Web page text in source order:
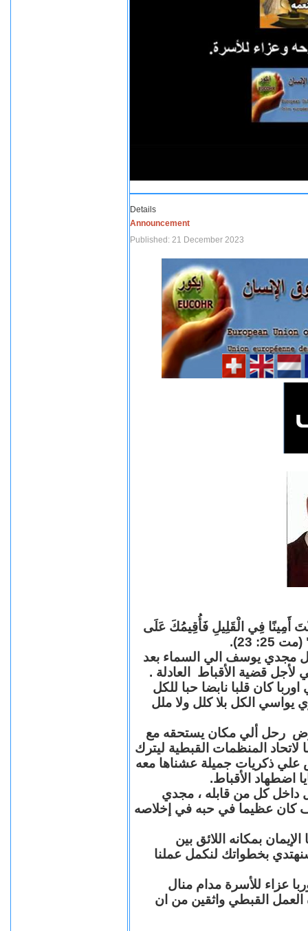
Details
Announcement
Published: 21 December 2023
أَمِينًا فِي الْقَلِيلِ فَأُقِيمُكَ عَلَى
23).
مجدي يوسف الي السماء بعد
قضية الأقباط العادلة .
كان قلبا نابضا حبا للكل
يواسي الكل بلا كلل ولا ملل
رحل ألي مكان يستحقه مع
المنظمات القبطية ليترك
علي ذكريات جميلة عشناها معه
اضطهاد الأقباط.
داخل كل من قابله ، مجدي
عظيما في حبه في إخلاصه
بمكانه اللائق بين
بخطواتك لنكمل عملنا
عزاء للأسرة مدام منال
العمل القبطي واثقين من ان